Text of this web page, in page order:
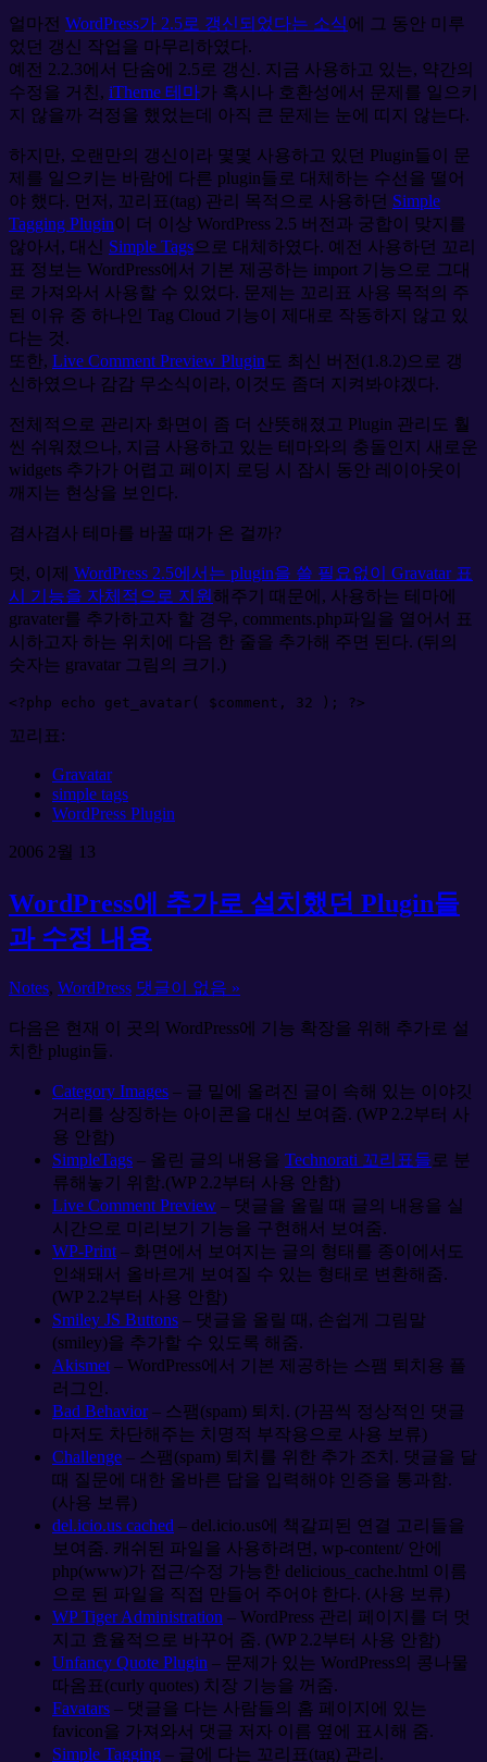
얼마전 WordPress가 2.5로 갱신되었다는 소식에 그 동안 미루
었던 갱신 작업을 마무리하였다.
예전 2.2.3에서 단숨에 2.5로 갱신. 지금 사용하고 있는, 약간의
수정을 거친, iTheme 테마가 혹시나 호환성에서 문제를 일으키
지 않을까 걱정을 했었는데 아직 큰 문제는 눈에 띠지 않는다.
하지만, 오랜만의 갱신이라 몇몇 사용하고 있던 Plugin들이 문
제를 일으키는 바람에 다른 plugin들로 대체하는 수선을 떨어
야 했다. 먼저, 꼬리표(tag) 관리 목적으로 사용하던 Simple
Tagging Plugin이 더 이상 WordPress 2.5 버전과 궁합이 맞지를
않아서, 대신 Simple Tags으로 대체하였다. 예전 사용하던 꼬리
표 정보는 WordPress에서 기본 제공하는 import 기능으로 그대
로 가져와서 사용할 수 있었다. 문제는 꼬리표 사용 목적의 주
된 이유 중 하나인 Tag Cloud 기능이 제대로 작동하지 않고 있
다는 것.
또한, Live Comment Preview Plugin 도 최신 버전(1.8.2)으로 갱
신하였으나 감감 무소식이라, 이것도 좀더 지켜봐야겠다.
전체적으로 관리자 화면이 좀 더 산뜻해졌고 Plugin 관리도 훨
씬 쉬워졌으나, 지금 사용하고 있는 테마와의 충돌인지 새로운
widgets 추가가 어렵고 페이지 로딩 시 잠시 동안 레이아웃이
깨지는 현상을 보인다.
겸사겸사 테마를 바꿀 때가 온 걸까?
덧, 이제 WordPress 2.5에서는 plugin을 쓸 필요없이 Gravatar 표
시 기능을 자체적으로 지원 해주기 때문에, 사용하는 테마에
gravater를 추가하고자 할 경우, comments.php파일을 열어서 표
시하고자 하는 위치에 다음 한 줄을 추가해 주면 된다. (뒤의
숫자는 gravatar 그림의 크기.)
<?php echo get_avatar ( $comment , 32 ) ; ?>
꼬리표:
Gravatar
simple tags
WordPress Plugin
2006 2월 13
WordPress에 추가로 설치했던 Plugin들
과 수정 내용
Notes, WordPress 댓글이 없음 »
다음은 현재 이 곳의 WordPress에 기능 확장을 위해 추가로 설
치한 plugin들.
Category Images – 글 밑에 올려진 글이 속해 있는 이야깃
거리를 상징하는 아이콘을 대신 보여줌. (WP 2.2부터 사
용 안함)
SimpleTags – 올린 글의 내용을 Technorati 꼬리표들 로 분
류해놓기 위함.(WP 2.2부터 사용 안함)
Live Comment Preview – 댓글을 올릴 때 글의 내용을 실
시간으로 미리보기 기능을 구현해서 보여줌.
WP-Print – 화면에서 보여지는 글의 형태를 종이에서도
인쇄돼서 올바르게 보여질 수 있는 형태로 변환해줌.
(WP 2.2부터 사용 안함)
Smiley JS Buttons – 댓글을 올릴 때, 손쉽게 그림말
(smiley)을 추가할 수 있도록 해줌.
Akismet – WordPress에서 기본 제공하는 스팸 퇴치용 플
러그인.
Bad Behavior– 스팸(spam) 퇴치. (가끔씩 정상적인 댓글
마저도 차단해주는 치명적 부작용으로 사용 보류)
Challenge – 스팸(spam) 퇴치를 위한 추가 조치. 댓글을 달
때 질문에 대한 올바른 답을 입력해야 인증을 통과함.
(사용 보류)
del.icio.us cached – del.icio.us에 책갈피된 연결 고리들을
보여줌. 캐쉬된 파일을 사용하려면, wp-content/ 안에
php(www)가 접근/수정 가능한 delicious_cache.html 이름
으로 된 파일을 직접 만들어 주어야 한다. (사용 보류)
WP Tiger Administration – WordPress 관리 페이지를 더 멋
지고 효율적으로 바꾸어 줌. (WP 2.2부터 사용 안함)
Unfancy Quote Plugin – 문제가 있는 WordPress의 콩나물
따옴표(curly quotes) 치장 기능을 꺼줌.
Favatars – 댓글을 다는 사람들의 홈 페이지에 있는
favicon을 가져와서 댓글 저자 이름 옆에 표시해 줌.
Simple Tagging – 글에 다는 꼬리표(tag) 관리.